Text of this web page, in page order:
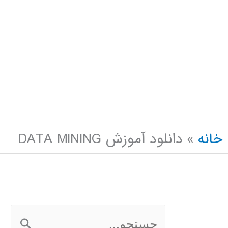
خانه
دانلود آموزش DATA MINING